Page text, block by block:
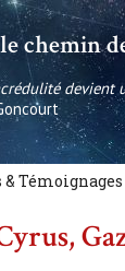
chemin
devient
&